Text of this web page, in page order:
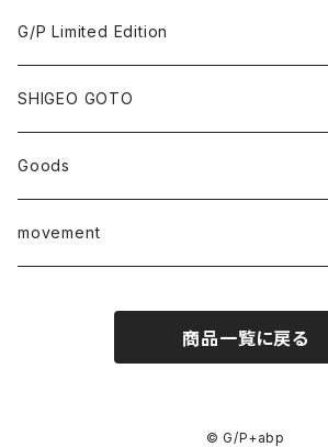
Yutaka Hashimura
Mayumi Hosokura
Keiji Ito
junaida
Masahide Kobayashi
G/P Limited Edition
SHIGEO GOTO
Goods
T-shirt
movement
商品一覧に戻る
© G/P+abp